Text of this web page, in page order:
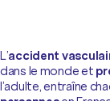
L’accident
dans le monde et
l’adulte, entraîne